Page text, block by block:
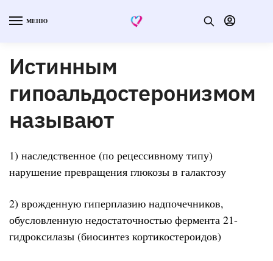
МЕНЮ
Истинным
гипоальдостеронизмом
называют
1) наследственное (по рецессивному типу)
нарушение превращения глюкозы в галактозу
2) врожденную гиперплазию надпочечников,
обусловленную недостаточностью фермента 21-
гидроксилазы (биосинтез кортикостероидов)